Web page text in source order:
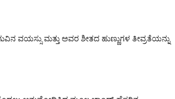
ವಯಸ್ಸು ಮತ್ತು ಅವರ ಶೀತದ ಹುಣ್ಣುಗಳ ತೀವ್ರತೆಯನ್ನು